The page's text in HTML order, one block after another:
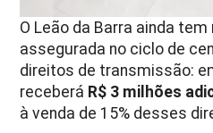
O Leão da Barra ainda
assegurada no ciclo de
direitos de transmissão:
receberá R$ 3 milhões
à venda de 15% desses